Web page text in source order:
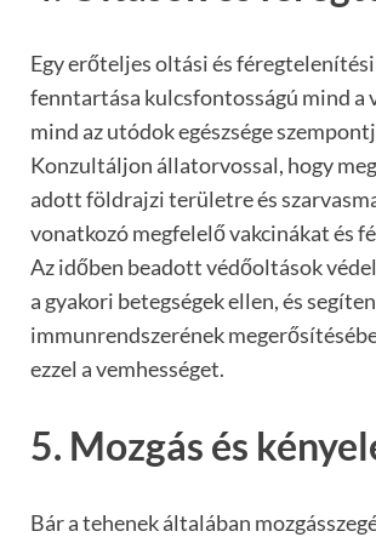
Egy erőteljes oltási és
fenntartása kulcsfontosságú mind a
mind az utódok egészsége
Konzultáljon állatorvossal, hogy
adott földrajzi területre és
vonatkozó megfelelő vakcinákat és
Az időben beadott védőoltások
a gyakori betegségek ellen, és
immunrendszerének
ezzel a vemhességet.
5. Mozgás és
Bár a tehenek általában